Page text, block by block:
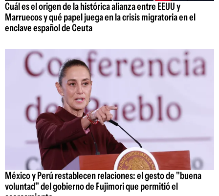
Cuál es el origen de la histórica alianza entre EEUU y
Marruecos y qué papel juega en la crisis migratoria en el
enclave español de Ceuta
México y Perú restablecen relaciones: el gesto de "buena
voluntad" del gobierno de Fujimori que permitió el